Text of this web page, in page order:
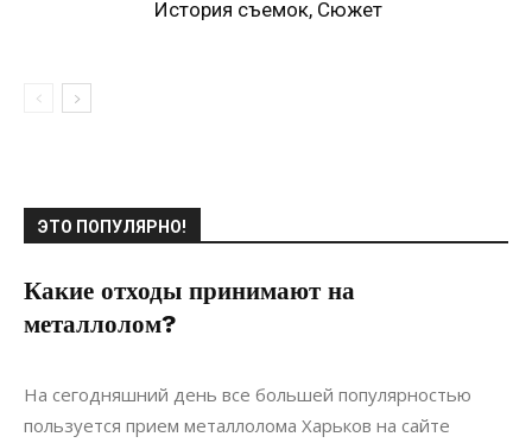
История съемок, Сюжет
ЭТО ПОПУЛЯРНО!
Какие отходы принимают на
металлолом?
08.10.2021
На сегодняшний день все большей популярностью
пользуется прием металлолома Харьков на сайте